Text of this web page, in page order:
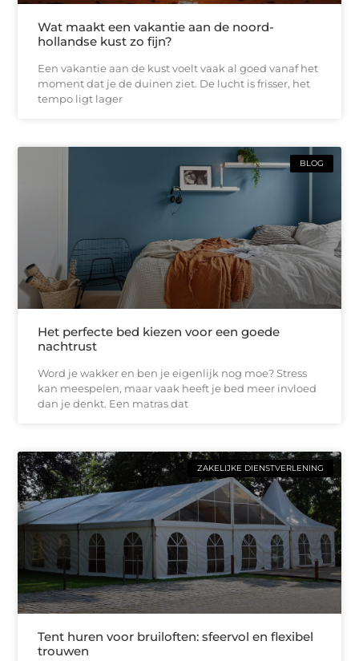
Wat maakt een vakantie aan de noord-
hollandse kust zo fijn?
Een vakantie aan de kust voelt vaak al goed vanaf het
moment dat je de duinen ziet. De lucht is frisser, het
tempo ligt lager
BLOG
Het perfecte bed kiezen voor een goede
nachtrust
Word je wakker en ben je eigenlijk nog moe? Stress
kan meespelen, maar vaak heeft je bed meer invloed
dan je denkt. Een matras dat
ZAKELIJKE DIENSTVERLENING
Tent huren voor bruiloften: sfeervol en flexibel
trouwen